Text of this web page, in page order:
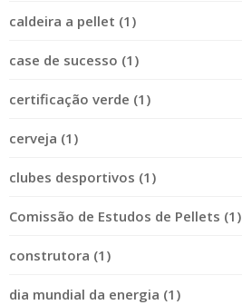
caldeira a pellet (1)
case de sucesso (1)
certificação verde (1)
cerveja (1)
clubes desportivos (1)
Comissão de Estudos de Pellets (1)
construtora (1)
dia mundial da energia (1)